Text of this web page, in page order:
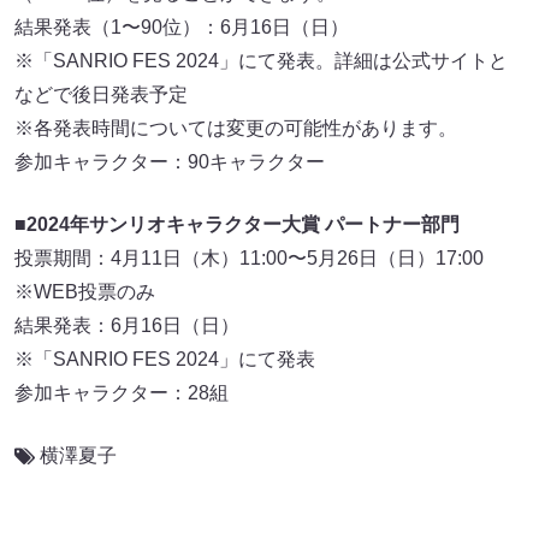
結果発表（1〜90位）：6月16日（日）
※「SANRIO FES 2024」にて発表。詳細は公式サイトと
などで後日発表予定
※各発表時間については変更の可能性があります。
参加キャラクター：90キャラクター
■2024年サンリオキャラクター大賞 パートナー部門
投票期間：4月11日（木）11:00〜5月26日（日）17:00
※WEB投票のみ
結果発表：6月16日（日）
※「SANRIO FES 2024」にて発表
参加キャラクター：28組
横澤夏子